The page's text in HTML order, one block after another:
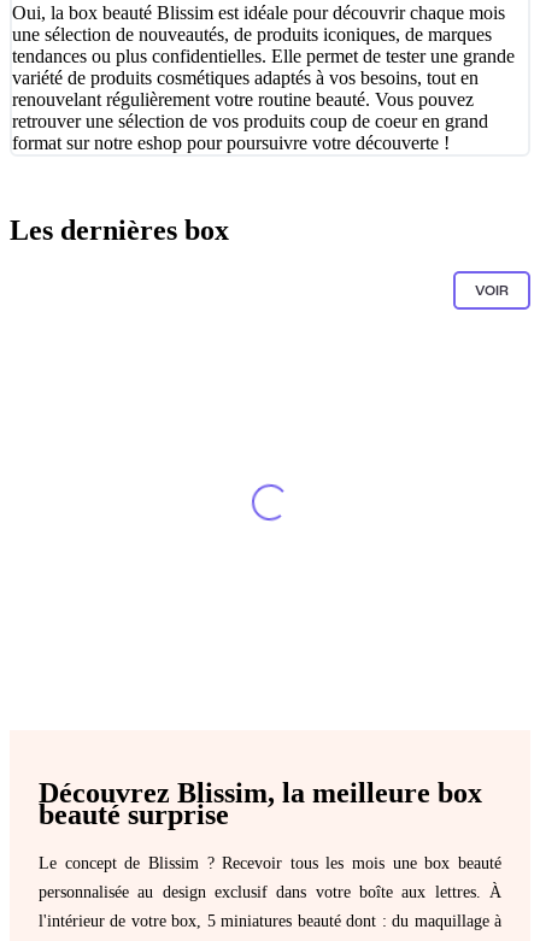
Oui, la box beauté Blissim est idéale pour découvrir chaque mois
une sélection de nouveautés, de produits iconiques, de marques
tendances ou plus confidentielles. Elle permet de tester une grande
variété de produits cosmétiques adaptés à vos besoins, tout en
renouvelant régulièrement votre routine beauté. Vous pouvez
retrouver une sélection de vos produits coup de coeur en grand
format sur notre eshop pour poursuivre votre découverte !
Les dernières box
VOIR
Découvrez Blissim, la meilleure box
beauté surprise
Le concept de Blissim ? Recevoir tous les mois une box beauté
personnalisée au design exclusif dans votre boîte aux lettres. À
l'intérieur de votre box, 5 miniatures beauté dont : du maquillage à